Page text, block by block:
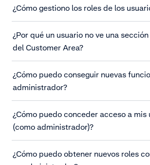
¿Cómo gestiono los roles de los
¿Por qué un usuario no ve una
del Customer Area?
¿Cómo puedo conseguir nuevas
administrador?
¿Cómo puedo conceder acceso a mis
(como administrador)?
¿Cómo puedo obtener nuevos roles